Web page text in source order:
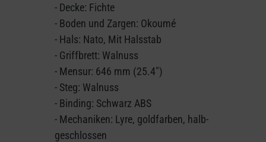
- Decke: Fichte
- Boden und Zargen: Okoumé
- Hals: Nato, Mit Halsstab
- Griffbrett: Walnuss
- Mensur: 646 mm (25.4")
- Steg: Walnuss
- Binding: Schwarz ABS
- Mechaniken: Lyre, goldfarben, halb-
geschlossen